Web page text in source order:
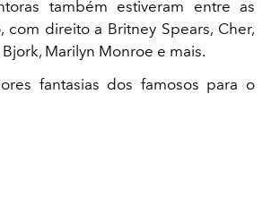
também estiveram entre as
com direito a Britney Spears, Cher,
Marilyn Monroe e mais.
fantasias dos famosos para o